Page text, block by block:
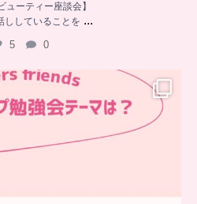
ューティー座談会】
ししていることを ...
5 0
…
ープ勉強会